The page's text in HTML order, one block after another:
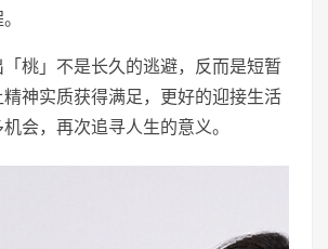
桃」不是长久的逃避，反而是短暂
神实质获得满足，更好的迎接生活
会，再次追寻人生的意义。